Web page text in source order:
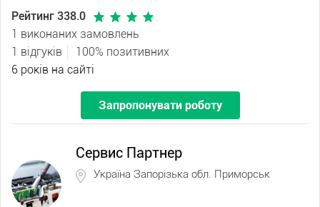
Рейтинг 338.0
1 виконаних замовлень
1 відгуків
100% позитивних
6 років на сайті
Запропонувати роботу
Сервис Партнер
Україна Запорізька обл. Приморськ